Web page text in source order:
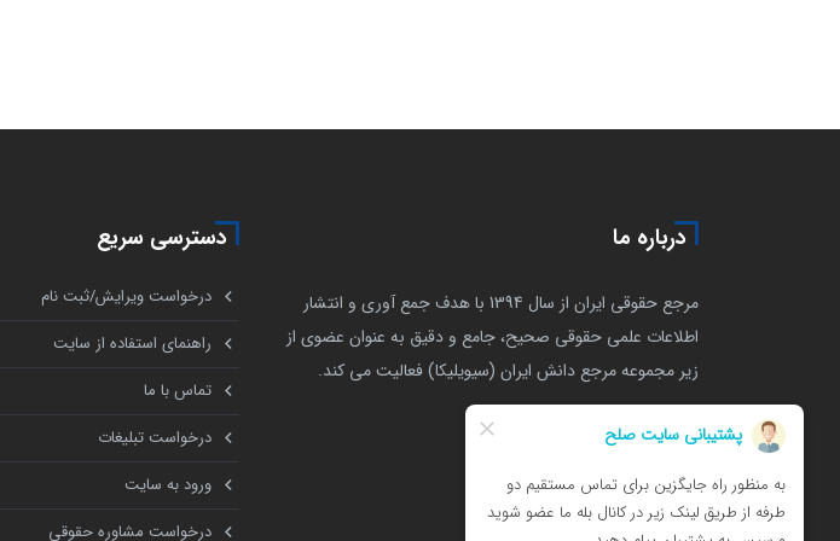
درباره ما
مرجع حقوقی ایران از سال 1394 با هدف جمع آوری و انتشار
اطلاعات علمی حقوقی صحیح، جامع و دقیق به عنوان عضوی از
زیر مجموعه مرجع دانش ایران (سیویلیکا) فعالیت می کند.
دسترسی سریع
درخواست ویرایش/ثبت نام
راهنمای استفاده از سایت
تماس با ما
درخواست تبلیغات
ورود به سایت
درخواست مشاوره حقوقی